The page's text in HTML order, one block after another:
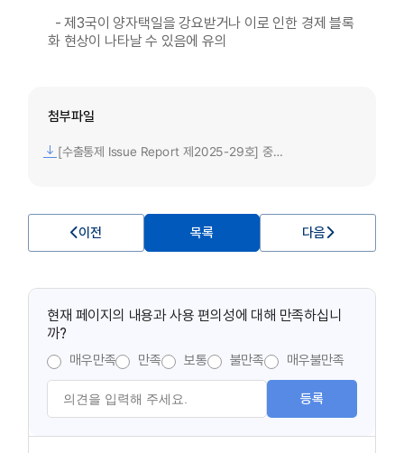
- 제3국이 양자택일을 강요받거나 이로 인한 경제 블록
화 현상이 나타날 수 있음에 유의
첨부파일
[수출통제 Issue Report 제2025-29호] 중국, 반외국제재법 시행규정 제정으로 관련 조치 구체화.pdf
이전 목록 다음
현재 페이지의 내용과 사용 편의성에 대해 만족하십니
까?
매우만족 만족 보통 불만족 매우불만족
등록